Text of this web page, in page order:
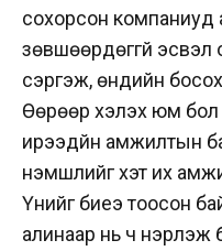
сохорсон компаниуд
зөвшөөрдөггүй эсвэл
сэргэж, өндийн
Өөрөөр хэлэх юм бол
ирээдүйн амжилтын
үнэмшлийг хэт их
Үүнийг биеэ тоосон
алинаар нь ч нэрлэж